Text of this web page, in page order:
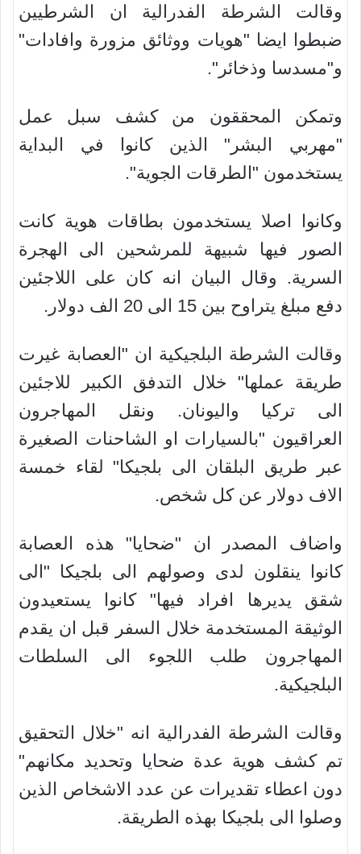
وقالت الشرطة الفدرالية ان الشرطيين
ضبطوا ايضا "هويات ووثائق مزورة وافادات"
و"مسدسا وذخائر".
وتمكن المحققون من كشف سبل عمل
"مهربي البشر" الذين كانوا في البداية
يستخدمون "الطرقات الجوية".
وكانوا اصلا يستخدمون بطاقات هوية كانت
الصور فيها شبيهة للمرشحين الى الهجرة
السرية. وقال البيان انه كان على اللاجئين
دفع مبلغ يتراوح بين 15 الى 20 الف دولار.
وقالت الشرطة البلجيكية ان "العصابة غيرت
طريقة عملها" خلال التدفق الكبير للاجئين
الى تركيا واليونان. ونقل المهاجرون
العراقيون "بالسيارات او الشاحنات الصغيرة
عبر طريق البلقان الى بلجيكا" لقاء خمسة
الاف دولار عن كل شخص.
واضاف المصدر ان "ضحايا" هذه العصابة
كانوا ينقلون لدى وصولهم الى بلجيكا "الى
شقق يديرها افراد فيها" كانوا يستعيدون
الوثيقة المستخدمة خلال السفر قبل ان يقدم
المهاجرون طلب اللجوء الى السلطات
البلجيكية.
وقالت الشرطة الفدرالية انه "خلال التحقيق
تم كشف هوية عدة ضحايا وتحديد مكانهم"
دون اعطاء تقديرات عن عدد الاشخاص الذين
وصلوا الى بلجيكا بهذه الطريقة.